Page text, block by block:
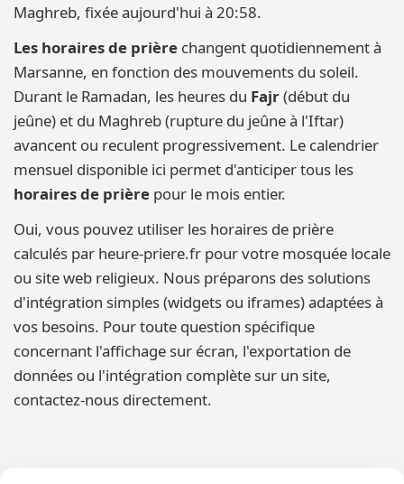
Maghreb, fixée aujourd'hui à 20:58.
Les horaires de prière changent quotidiennement à
Marsanne, en fonction des mouvements du soleil.
Durant le Ramadan, les heures du Fajr(début du
jeûne) et du Maghreb (rupture du jeûne à l'Iftar)
avancent ou reculent progressivement. Le calendrier
mensuel disponible ici permet d'anticiper tous les
horaires de prière pour le mois entier.
Oui, vous pouvez utiliser les horaires de prière
calculés par heure-priere.fr pour votre mosquée locale
ou site web religieux. Nous préparons des solutions
d'intégration simples (widgets ou iframes) adaptées à
vos besoins. Pour toute question spécifique
concernant l'affichage sur écran, l'exportation de
données ou l'intégration complète sur un site,
contactez-nous directement.